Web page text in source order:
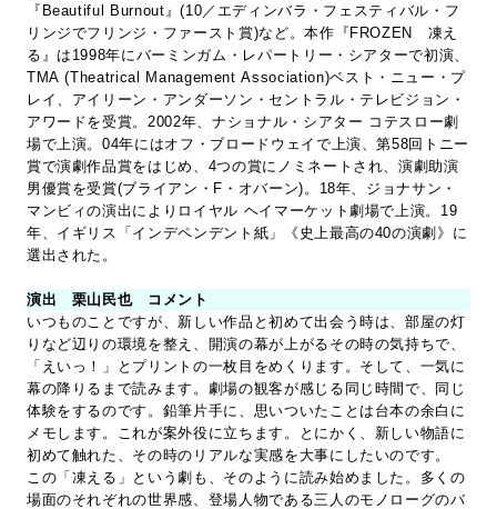
『Beautiful Burnout』(10／エディンバラ・フェスティバル・フ
リンジでフリンジ・ファースト賞)など。本作『FROZEN 凍え
る』は1998年にバーミンガム・レパートリー・シアターで初演、
TMA (Theatrical Management Association)ベスト・ニュー・プ
レイ、アイリーン・アンダーソン・セントラル・テレビジョン・
アワードを受賞。2002年、ナショナル・シアター コテスロー劇
場で上演。04年にはオフ・ブロードウェイで上演、第58回トニー
賞で演劇作品賞をはじめ、4つの賞にノミネートされ、演劇助演
男優賞を受賞(ブライアン・F・オバーン)。18年、ジョナサン・
マンビィの演出によりロイヤル ヘイマーケット劇場で上演。19
年、イギリス「インデペンデント紙」《史上最高の40の演劇》に
選出された。
演出 栗山民也 コメント
いつものことですが、新しい作品と初めて出会う時は、部屋の灯
りなど辺りの環境を整え、開演の幕が上がるその時の気持ちで、
「えいっ！」とプリントの一枚目をめくります。そして、一気に
幕の降りるまで読みます。劇場の観客が感じる同じ時間で、同じ
体験をするのです。鉛筆片手に、思いついたことは台本の余白に
メモします。これが案外役に立ちます。とにかく、新しい物語に
初めて触れた、その時のリアルな実感を大事にしたいのです。
この「凍える」という劇も、そのように読み始めました。多くの
場面のそれぞれの世界感、登場人物である三人のモノローグのバ